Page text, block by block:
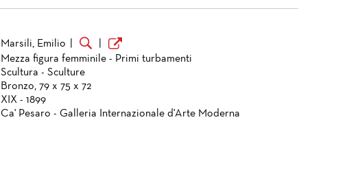
Marsili, Emilio
Mezza figura femminile - Primi turbamenti
Scultura - Sculture
Bronzo, 79 x 75 x 72
XIX - 1899
Ca' Pesaro - Galleria Internazionale d'Arte Moderna